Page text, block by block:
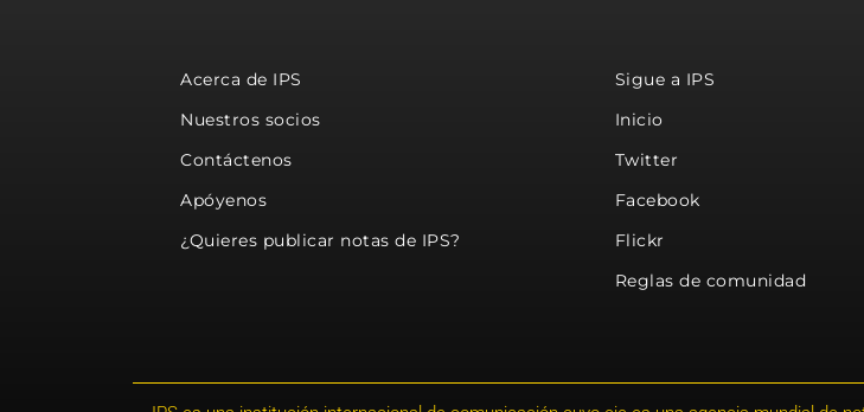
Acerca de IPS
Nuestros socios
Contáctenos
Apóyenos
¿Quieres publicar notas de IPS?
Sigue a IPS
Inicio
Twitter
Facebook
Flickr
Reglas de comunidad